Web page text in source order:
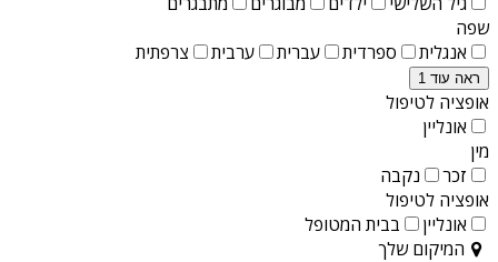
שפה
אנגלית
ספרדית עברית ערבית צרפתית
ראה עוד 1
אופציה לטיפול
אונליין
מין
זכר
נקבה
אופציה לטיפול
אונליין
בבית המטופל
המיקום שלך